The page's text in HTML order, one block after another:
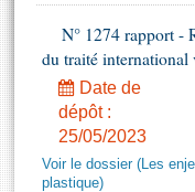
Projets de loi
Propositions de loi
Amendements
Textes adoptés
Rapports
Juniors
Anciennes
Liens vers les
Contacts et plan
Photos libres de
N° 1274 rapport -
du traité international
Date de
dépôt :
25/05/2023
Voir le dossier (Les
plastique)